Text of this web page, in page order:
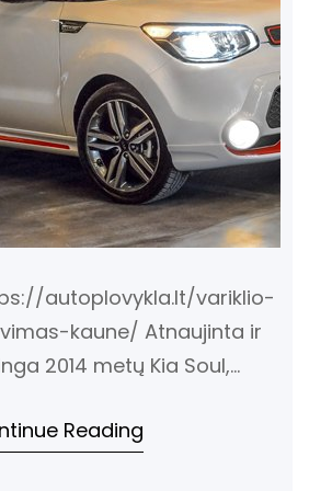
autoplovykla.lt/variklio-
kaune/ Atnaujinta ir
2014 metų Kia Soul,
automobilis, kurio
Reading